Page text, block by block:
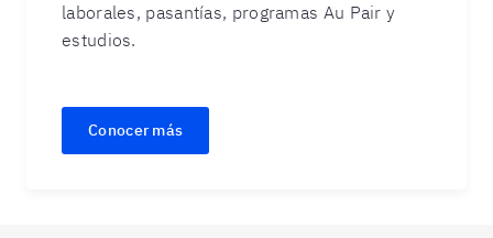
laborales, pasantías, programas Au Pair y
estudios.
Conocer más